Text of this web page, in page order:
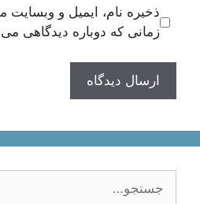
ذخیره نام، ایمیل و وبسایت
زمانی که دوباره دیدگاهی